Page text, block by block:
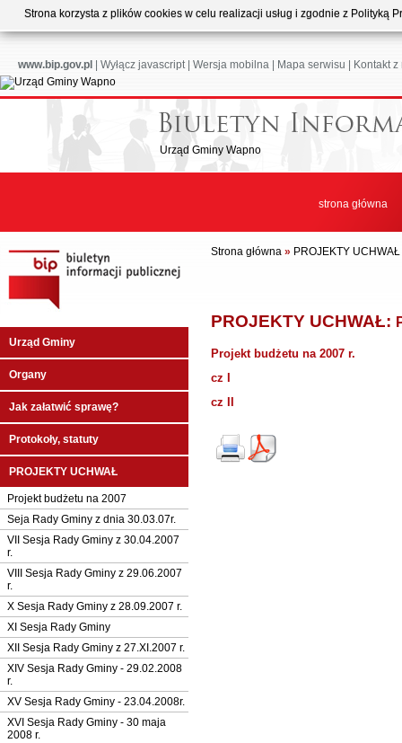
Strona korzysta z plików cookies w celu realizacji usług i zgodnie z
www.bip.gov.pl Wyłącz javascript| Wersja mobilna Mapa serwisu Kontakt
Urząd Gminy Wapno
strona główna
Urząd Gminy
Organy
Jak załatwić sprawę?
Protokoły, statuty
PROJEKTY UCHWAŁ
Projekt budżetu na 2007
Seja Rady Gminy z dnia 30.03.07r.
VII Sesja Rady Gminy z 30.04.2007
r.
VIII Sesja Rady Gminy z 29.06.2007
r.
X Sesja Rady Gminy z 28.09.2007 r.
XI Sesja Rady Gminy
XII Sesja Rady Gminy z 27.XI.2007 r.
XIV Sesja Rady Gminy - 29.02.2008
r.
XV Sesja Rady Gminy - 23.04.2008r.
XVI Sesja Rady Gminy - 30 maja
2008 r.
Strona główna » PROJEKTY UCHWAŁ
PROJEKTY UCHWAŁ:
Projekt budżetu na 2007 r.
cz I
cz II